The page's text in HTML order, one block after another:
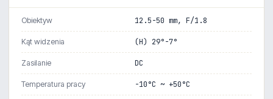
Obiektyw 12.5-50 mm, F/1.8
Kąt widzenia (H) 29°-7°
Zasilanie DC
Temperatura pracy -10°C ~ +50°C